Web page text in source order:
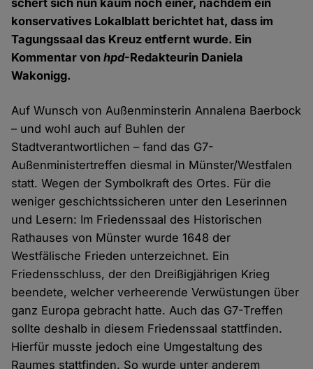
schert sich nun kaum noch einer, nachdem ein
konservatives Lokalblatt berichtet hat, dass im
Tagungssaal das Kreuz entfernt wurde. Ein
Kommentar vonhpd-Redakteurin Daniela
Wakonigg.
Auf Wunsch von Außenminsterin Annalena Baerbock
– und wohl auch auf Buhlen der
Stadtverantwortlichen – fand das G7-
Außenministertreffen diesmal in Münster/Westfalen
statt. Wegen der Symbolkraft des Ortes. Für die
weniger geschichtssicheren unter den Leserinnen
und Lesern: Im Friedenssaal des Historischen
Rathauses von Münster wurde 1648 der
Westfälische Frieden unterzeichnet. Ein
Friedensschluss, der den Dreißigjährigen Krieg
beendete, welcher verheerende Verwüstungen über
ganz Europa gebracht hatte. Auch das G7-Treffen
sollte deshalb in diesem Friedenssaal stattfinden.
Hierfür musste jedoch eine Umgestaltung des
Raumes stattfinden. So wurde unter anderem